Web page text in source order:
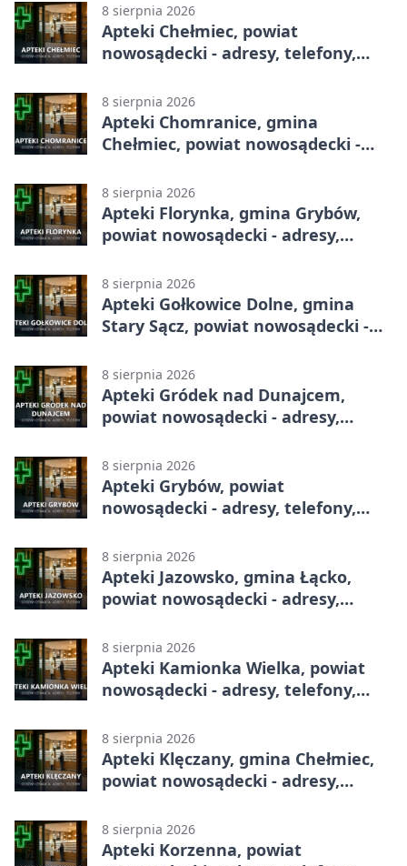
8 sierpnia 2026
Apteki Chełmiec, powiat
nowosądecki - adresy, telefony,
8 sierpnia 2026
Apteki Chomranice, gmina
Chełmiec, powiat nowosądecki -
8 sierpnia 2026
Apteki Florynka, gmina Grybów,
powiat nowosądecki - adresy,
8 sierpnia 2026
Apteki Gołkowice Dolne, gmina
Stary Sącz, powiat nowosądecki -
8 sierpnia 2026
Apteki Gródek nad Dunajcem,
powiat nowosądecki - adresy,
8 sierpnia 2026
Apteki Grybów, powiat
nowosądecki - adresy, telefony,
8 sierpnia 2026
Apteki Jazowsko, gmina Łącko,
powiat nowosądecki - adresy,
8 sierpnia 2026
Apteki Kamionka Wielka, powiat
nowosądecki - adresy, telefony,
8 sierpnia 2026
Apteki Klęczany, gmina Chełmiec,
powiat nowosądecki - adresy,
8 sierpnia 2026
Apteki Korzenna, powiat